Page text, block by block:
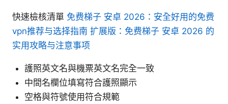
快速檢核清單 免费梯子 安卓 2026：安全好用的免费
vpn推荐与选择指南 扩展版：免费梯子 安卓 2026 的
实用攻略与注意事项
護照英文名與機票英文名完全一致
中間名欄位填寫符合護照顯示
空格與符號使用符合規範